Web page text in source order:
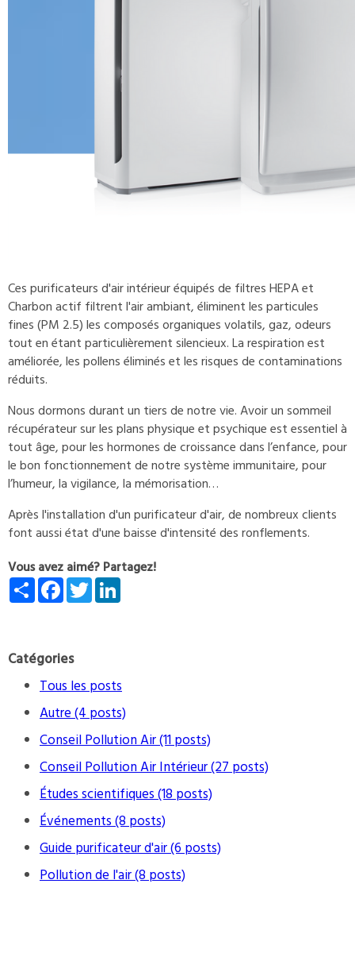
Ces purificateurs d'air intérieur équipés de filtres HEPA et
Charbon actif filtrent l'air ambiant, éliminent les particules
fines (PM 2.5) les composés organiques volatils, gaz, odeurs
tout en étant particulièrement silencieux. La respiration est
améliorée, les pollens éliminés et les risques de contaminations
réduits.
Nous dormons durant un tiers de notre vie. Avoir un sommeil
récupérateur sur les plans physique et psychique est essentiel à
tout âge, pour les hormones de croissance dans l’enfance, pour
le bon fonctionnement de notre système immunitaire, pour
l’humeur, la vigilance, la mémorisation…
Après l'installation d'un purificateur d'air, de nombreux clients
font aussi état d'une baisse d'intensité des ronflements.
Vous avez aimé? Partagez!
ShareFacebook
Twitter
Catégories
Tous les posts
Autre (4 posts)
Conseil Pollution Air (11 posts)
Conseil Pollution Air Intérieur (27 posts)
Études scientifiques (18 posts)
Événements (8 posts)
Guide purificateur d'air (6 posts)
Pollution de l'air (8 posts)